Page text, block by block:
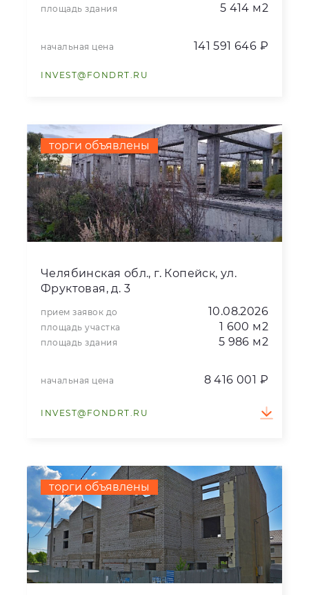
площадь здания 5 414 м2
начальная цена 141 591 646 ₽
INVEST@FONDRT.RU
торги объявлены
Челябинская обл., г. Копейск, ул.
Фруктовая, д. 3
прием заявок до 10.08.2026
площадь участка 1 600 м2
площадь здания 5 986 м2
начальная цена 8 416 001 ₽
INVEST@FONDRT.RU
торги объявлены